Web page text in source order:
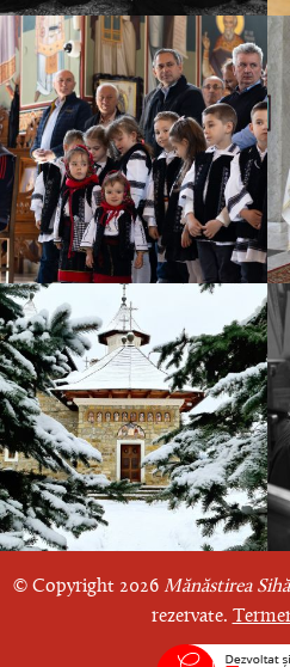
© Copyright 2026 Mănăstirea
rezervate.